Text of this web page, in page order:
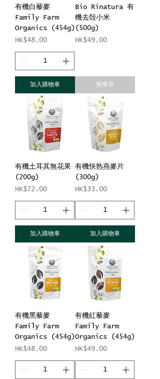
有機白藜麥
Family Farm
Organics (454g)
價格
HK$48.00
加入購物車
Bio Rinatura 有
機去殻小米
(500g)
價格
HK$49.00
無庫存
有機土耳其無花果
(200g)
價格
HK$72.00
加入購物車
有機快熟燕麥片
(300g)
價格
HK$33.00
加入購物車
有機黑藜麥
Family Farm
Organics (454g)
價格
HK$48.00
有機紅藜麥
Family Farm
Organics (454g)
價格
HK$49.00